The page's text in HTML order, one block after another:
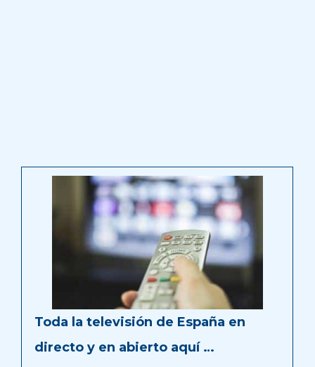
Toda la televisión de España en
directo y en abierto aquí …